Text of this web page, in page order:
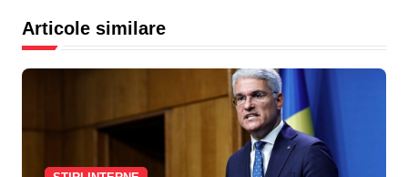
t
i
Articole similare